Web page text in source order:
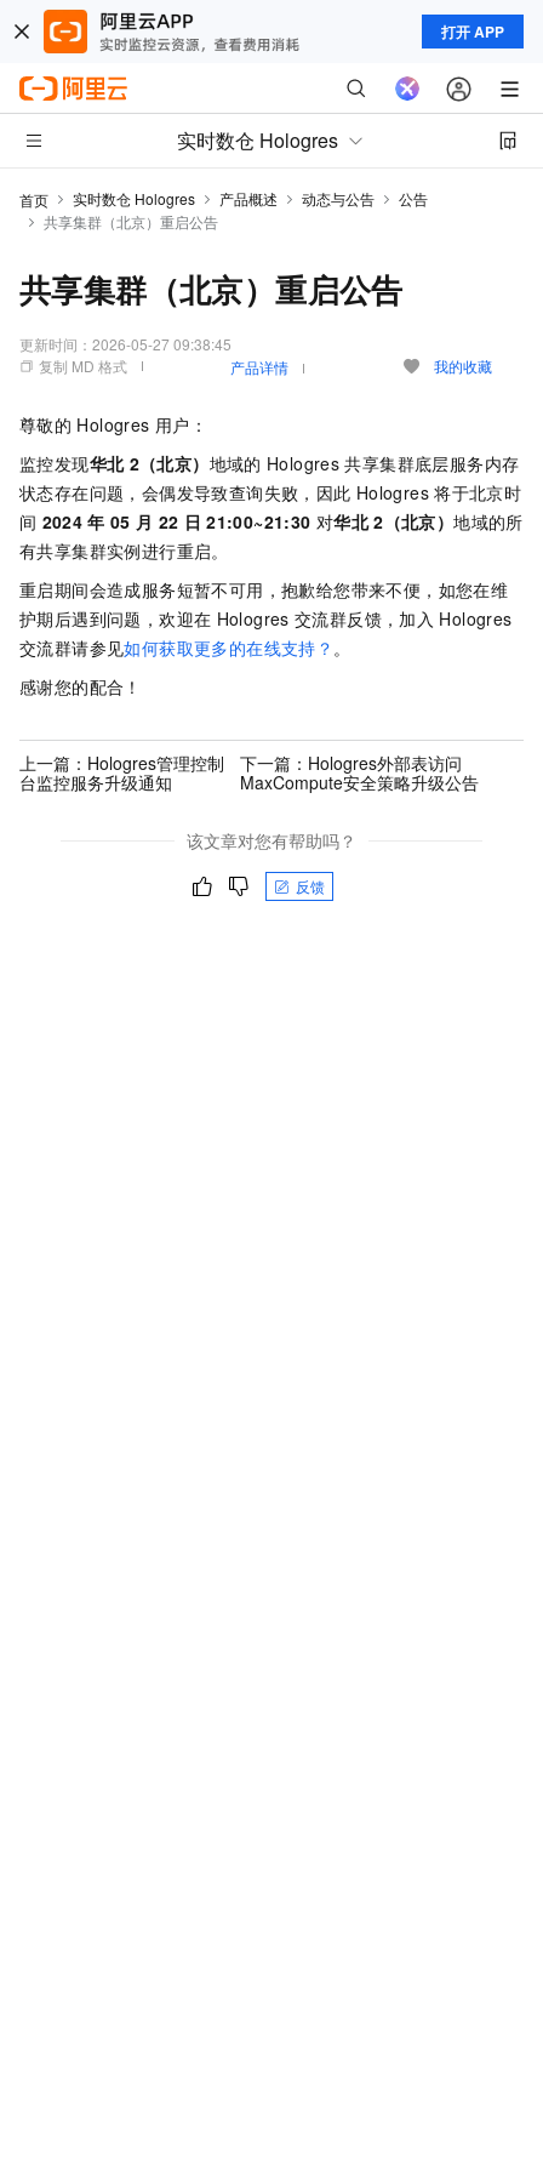
打开 APP
实时数仓 Hologres
首页 实时数仓 Hologres 产品概述 动态与公告
公告
共享集群（北京）重启公告
共享集群（北京）重启公告
更新时间： 2026-05-27 09:38:45
复制 MD 格式
产品详情 我的收藏
尊敬的 Hologres 用户：
监控发现华北 2（北京） 地域的 Hologres 共享集群底层服务内存
状态存在问题，会偶发导致查询失败，因此 Hologres 将于北京时
间 2024 年 05 月 22 日 21:00~21:30 对华北 2（北京）地域的所
有共享集群实例进行重启。
重启期间会造成服务短暂不可用，抱歉给您带来不便，如您在维
护期后遇到问题，欢迎在 Hologres 交流群反馈，加入 Hologres
交流群请参见如何获取更多的在线支持？ 。
感谢您的配合！
上一篇： Hologres管理控制
台监控服务升级通知
下一篇： Hologres外部表访问
MaxCompute安全策略升级公告
该文章对您有帮助吗？
反馈